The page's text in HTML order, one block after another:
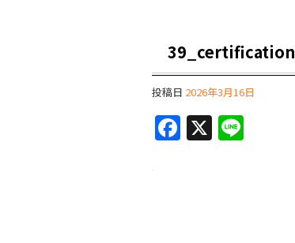
39_certification
投稿日 2026年3月16日
F
a
X